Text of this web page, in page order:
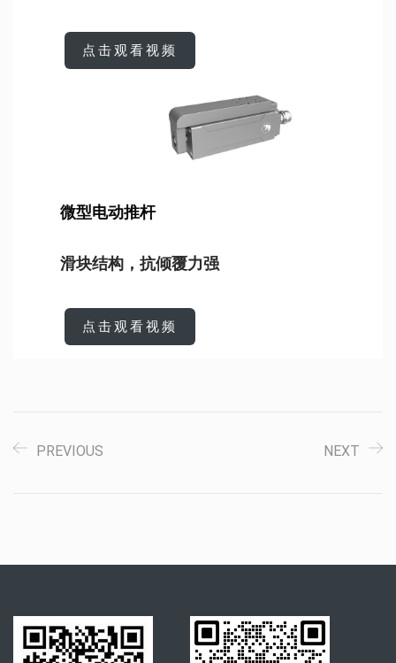
点击观看视频
微型电动推杆
滑块结构，抗倾覆力强
点击观看视频
PREVIOUS NEXT